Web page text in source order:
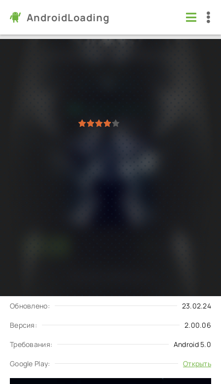
AndroidLoading
Обновлено: 23.02.24
Версия: 2.00.06
Требования: Android 5.0
Google Play: Открыть